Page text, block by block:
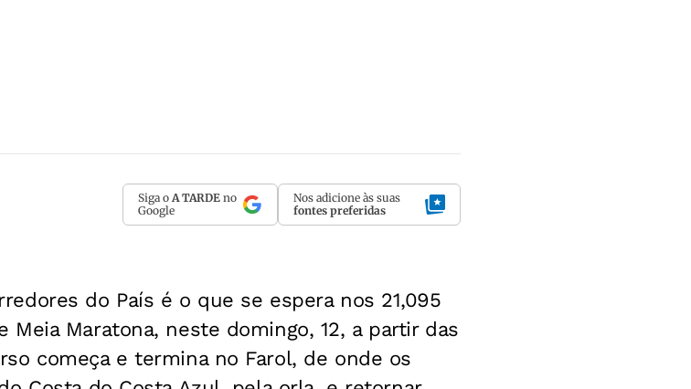
Siga o A TARDE no
Google
Nos adicione às suas
fontes preferidas
do País é o que se espera nos 21,095
Maratona, neste domingo, 12, a partir das
começa e termina no Farol, de onde os